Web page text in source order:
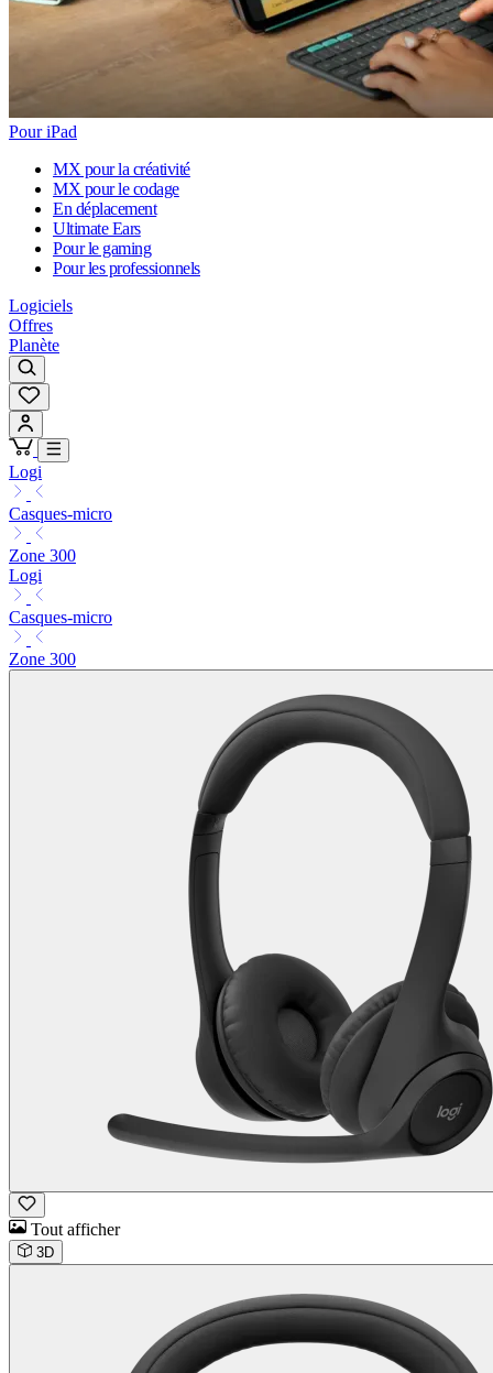
Pour iPad
MX pour la créativité
MX pour le codage
En déplacement
Ultimate Ears
Pour le gaming
Pour les professionnels
Logiciels
Offres
Planète
Logi
Casques-micro
Zone 300
Logi
Casques-micro
Zone 300
Tout afficher
3D